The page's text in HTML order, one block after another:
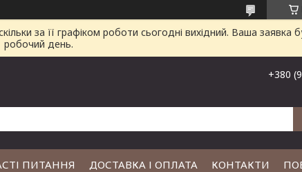
за її графіком роботи сьогодні вихідний. Ваша
робочий день.
+380
ПИТАННЯ ДОСТАВКА І ОПЛАТА КОНТАКТИ